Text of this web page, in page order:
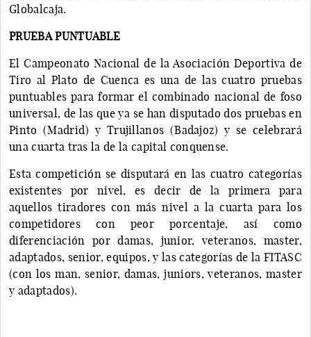
Globalcaja.
PRUEBA PUNTUABLE
El Campeonato Nacional de la Asociación Deportiva de
Tiro al Plato de Cuenca es una de las cuatro pruebas
puntuables para formar el combinado nacional de foso
universal, de las que ya se han disputado dos pruebas en
Pinto (Madrid) y Trujillanos (Badajoz) y se celebrará
una cuarta tras la de la capital conquense.
Esta competición se disputará en las cuatro categorías
existentes por nivel, es decir de la primera para
aquellos tiradores con más nivel a la cuarta para los
competidores con peor porcentaje, así como
diferenciación por damas, junior, veteranos, master,
adaptados, senior, equipos, y las categorías de la FITASC
(con los man, senior, damas, juniors, veteranos, master
y adaptados).